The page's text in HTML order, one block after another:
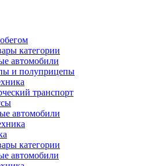
категории
автомобили
и полуприцепы
транспорт
автомобили
категории
автомобили